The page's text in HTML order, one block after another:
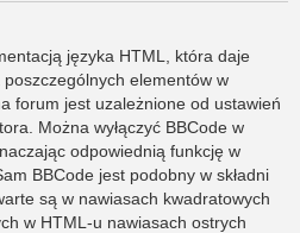
języka HTML, która daje
elementów w
forum jest uzależnione od ustawień
Można wyłączyć BBCode w
odpowiednią funkcję w
BBCode jest podobny w składni
są w nawiasach kwadratowych
w HTML-u nawiasach ostrych